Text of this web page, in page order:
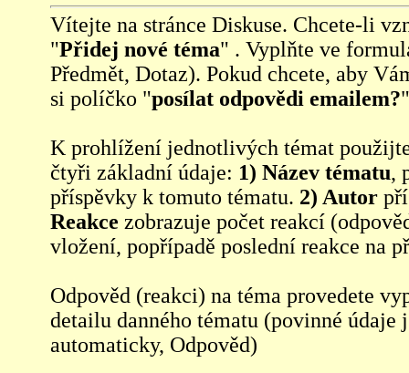
Vítejte na stránce Diskuse. Chcete-li
"Přidej nové téma" . Vyplňte ve
Předmět, Dotaz). Pokud chcete, aby
si políčko "posílat odpovědi emailem?
K prohlížení jednotlivých témat
čtyři základní údaje: 1) Název tématu,
příspěvky k tomuto tématu. 2) Autor
Reakce zobrazuje počet reakcí
vložení, popřípadě poslední reakce na
Odpověd (reakci) na téma provedete
detailu danného tématu (povinné údaje
automaticky, Odpověd)